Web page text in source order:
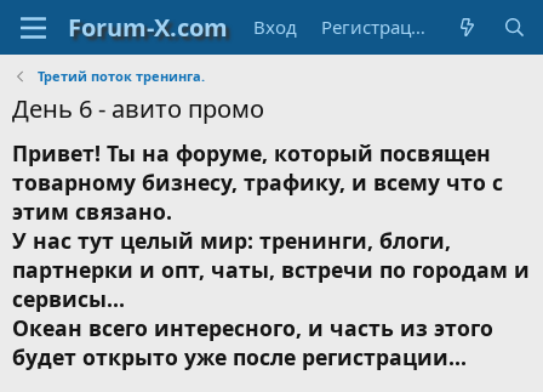
Вход Регистрация
Третий поток тренинга.
День 6 - авито промо
Привет! Ты на форуме, который посвящен
товарному бизнесу, трафику, и всему что с
этим связано.
У нас тут целый мир: тренинги, блоги,
партнерки и опт, чаты, встречи по городам и
сервисы...
Океан всего интересного, и часть из этого
будет открыто уже после регистрации...